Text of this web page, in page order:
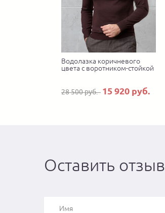
Водолазка коричневого
цвета с воротником-стойкой
28 500 руб. 15 920 руб.
Оставить отзыв